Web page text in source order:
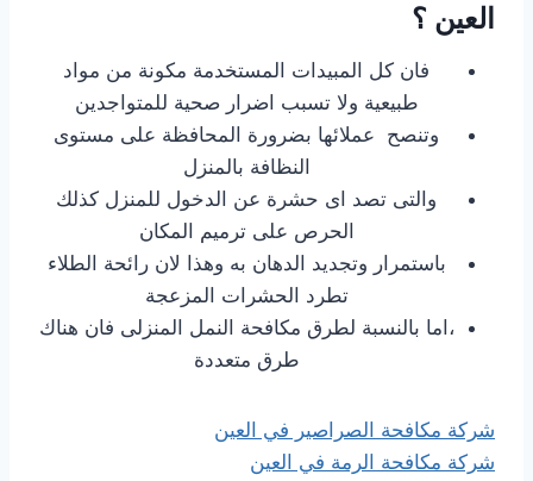
العين ؟
فان كل المبيدات المستخدمة مكونة من مواد
طبيعية ولا تسبب اضرار صحية للمتواجدين
وتنصح عملائها بضرورة المحافظة على مستوى
النظافة بالمنزل
والتى تصد اى حشرة عن الدخول للمنزل كذلك
الحرص على ترميم المكان
باستمرار وتجديد الدهان به وهذا لان رائحة الطلاء
تطرد الحشرات المزعجة
،اما بالنسبة لطرق مكافحة النمل المنزلى فان هناك
طرق متعددة
شركة مكافحة الصراصير في العين
شركة مكافحة الرمة في العين